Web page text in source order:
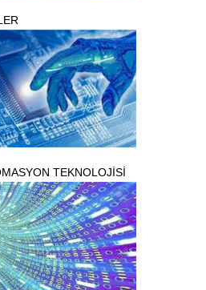
TEKNOLOJİSİ